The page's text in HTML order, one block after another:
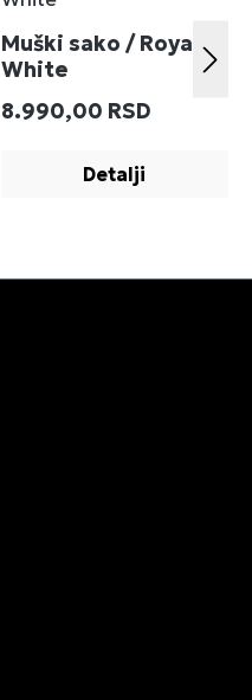
Muški sako / Royal
White
Redovna cena:
8.990,00 RSD
Detalji